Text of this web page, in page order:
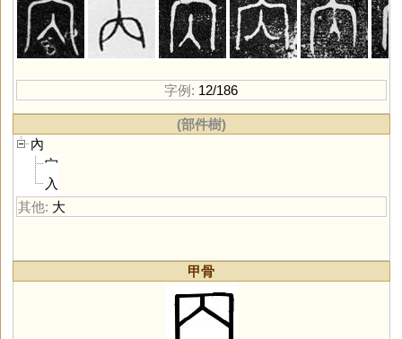
字例: 12/186
(部件樹)
內
宀
入
其他: 大
甲骨